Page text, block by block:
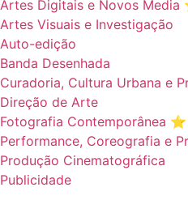
Artes Digitais e Novos Media
Artes Visuais e Investigação
Auto-edição
Banda Desenhada
Curadoria, Cultura Urbana e
Direção de Arte
Fotografia Contemporânea ⭐️
Performance, Coreografia e
Produção Cinematográfica
Publicidade